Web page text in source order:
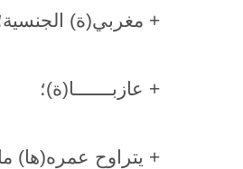
+ مغربي(ة)
+ عازبـــــــا(ة)؛
+ يتراوح عمره(ها) ما بين 18 سنة على الأقل و23 سنة على الأكثر عند تاريخ